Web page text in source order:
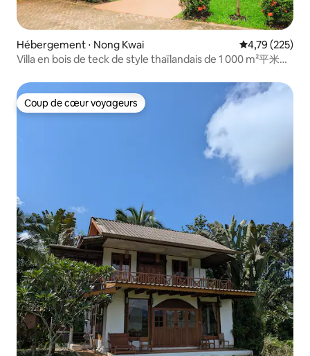
Hébergement ⋅ Nong Kwai Évaluation
4,79 (225)
Villa en bois de teck de style thaïlandais de 1 000 m²平米泰
Coup de cœur voyageurs
Coup de cœur voyageurs